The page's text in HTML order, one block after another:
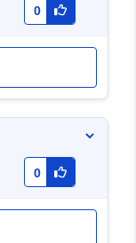
0
0